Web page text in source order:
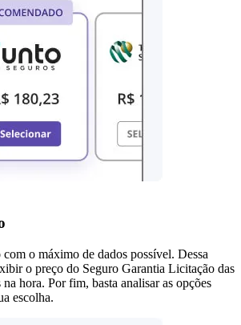
o máximo de dados possível. Dessa
o preço do Seguro Garantia Licitação das
hora. Por fim, basta analisar as opções
escolha.